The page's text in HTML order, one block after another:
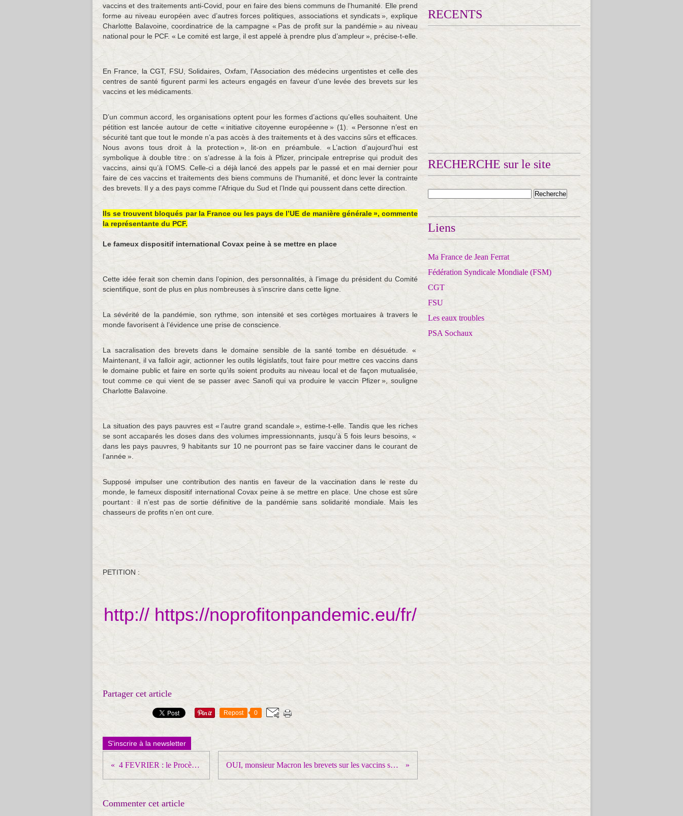
vaccins et des traitements anti-Covid, pour en faire des biens communs de l’humanité. Elle prend
forme au niveau européen avec d’autres forces politiques, associations et syndicats », explique
Charlotte Balavoine, coordinatrice de la campagne « Pas de profit sur la pandémie » au niveau
national pour le PCF. « Le comité est large, il est appelé à prendre plus d’ampleur », précise-t-elle.
En France, la CGT, FSU, Solidaires, Oxfam, l’Association des médecins urgentistes et celle des
centres de santé figurent parmi les acteurs engagés en faveur d’une levée des brevets sur les
vaccins et les médicaments.
D’un commun accord, les organisations optent pour les formes d’actions qu’elles souhaitent. Une
pétition est lancée autour de cette « initiative citoyenne européenne » (1). « Personne n’est en
sécurité tant que tout le monde n’a pas accès à des traitements et à des vaccins sûrs et efficaces.
Nous avons tous droit à la protection », lit-on en préambule. « L’action d’aujourd’hui est
symbolique à double titre : on s’adresse à la fois à Pfizer, principale entreprise qui produit des
vaccins, ainsi qu’à l’OMS. Celle-ci a déjà lancé des appels par le passé et en mai dernier pour
faire de ces vaccins et traitements des biens communs de l’humanité, et donc lever la contrainte
des brevets. Il y a des pays comme l’Afrique du Sud et l’Inde qui poussent dans cette direction.
Ils se trouvent bloqués par la France ou les pays de l’UE de manière générale », commente
la représentante du PCF.
Le fameux dispositif international Covax peine à se mettre en place
Cette idée ferait son chemin dans l’opinion, des personnalités, à l’image du président du Comité
scientifique, sont de plus en plus nombreuses à s’inscrire dans cette ligne.
La sévérité de la pandémie, son rythme, son intensité et ses cortèges mortuaires à travers le
monde favorisent à l’évidence une prise de conscience.
La sacralisation des brevets dans le domaine sensible de la santé tombe en désuétude. «
Maintenant, il va falloir agir, actionner les outils législatifs, tout faire pour mettre ces vaccins dans
le domaine public et faire en sorte qu’ils soient produits au niveau local et de façon mutualisée,
tout comme ce qui vient de se passer avec Sanofi qui va produire le vaccin Pfizer », souligne
Charlotte Balavoine.
La situation des pays pauvres est « l’autre grand scandale », estime-t-elle. Tandis que les riches
se sont accaparés les doses dans des volumes impressionnants, jusqu’à 5 fois leurs besoins, «
dans les pays pauvres, 9 habitants sur 10 ne pourront pas se faire vacciner dans le courant de
l’année ».
Supposé impulser une contribution des nantis en faveur de la vaccination dans le reste du
monde, le fameux dispositif international Covax peine à se mettre en place. Une chose est sûre
pourtant : il n’est pas de sortie définitive de la pandémie sans solidarité mondiale. Mais les
chasseurs de profits n’en ont cure.
PETITION :
http:// https://noprofitonpandemic.eu/fr/
Partager cet article
Repost 0
S'inscrire à la newsletter
4 FEVRIER : le Procès de SANOFI OUI, monsieur Macron les brevets sur les vaccins sont l'obstacle MAJEUR !
Commenter cet article
RECENTS
RECHERCHE sur le site
Liens
Ma France de Jean Ferrat
Fédération Syndicale Mondiale (FSM)
CGT
FSU
Les eaux troubles
PSA Sochaux